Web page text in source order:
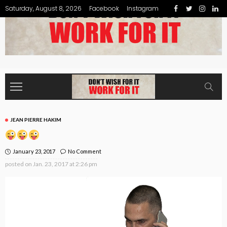
Saturday, August 8, 2026 Facebook Instagram
JEAN PIERRE HAKIM
January 23, 2017 No Comment
posted on Jan. 23, 2017 at 2:26 pm